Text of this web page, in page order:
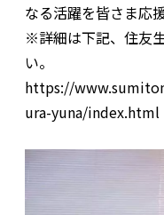
なる活躍を皆さま応援
※詳細は下記、住友
い。
https://
ura-yuna/index.html